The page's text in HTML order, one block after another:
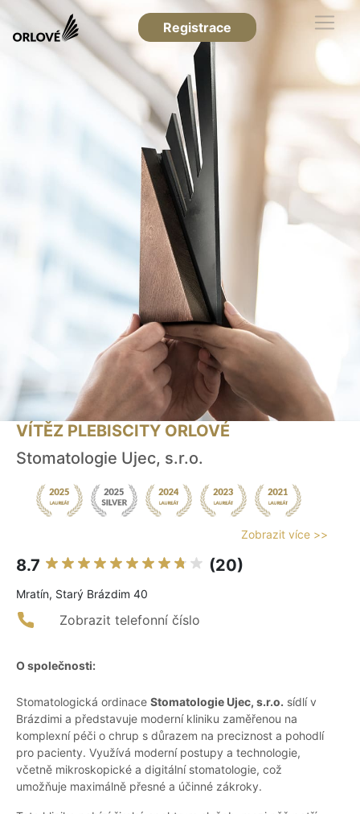
Registrace
VÍTĚZ PLEBISCITY ORLOVÉ
Stomatologie Ujec, s.r.o.
Zobrazit více >>
8.7 (20)
Mratín, Starý Brázdim 40
Zobrazit telefonní číslo
O společnosti:
Stomatologická ordinace Stomatologie Ujec, s.r.o. sídlí v
Brázdimi a představuje moderní kliniku zaměřenou na
komplexní péči o chrup s důrazem na preciznost a pohodlí
pro pacienty. Využívá moderní postupy a technologie,
včetně mikroskopické a digitální stomatologie, což
umožňuje maximálně přesné a účinné zákroky.